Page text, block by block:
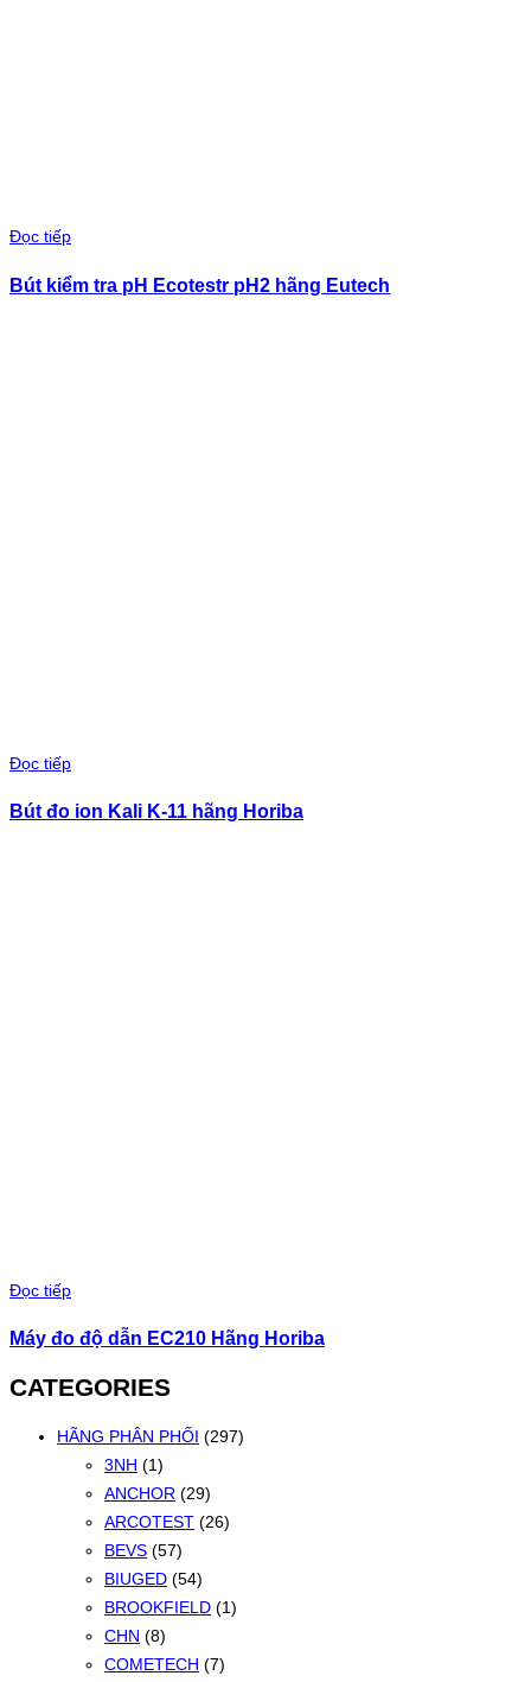
Đọc tiếp
Bút kiểm tra pH Ecotestr pH2 hãng Eutech
Đọc tiếp
Bút đo ion Kali K-11 hãng Horiba
Đọc tiếp
Máy đo độ dẫn EC210 Hãng Horiba
CATEGORIES
HÃNG PHÂN PHỐI (297)
3NH (1)
ANCHOR (29)
ARCOTEST (26)
BEVS (57)
BIUGED (54)
BROOKFIELD (1)
CHN (8)
COMETECH (7)